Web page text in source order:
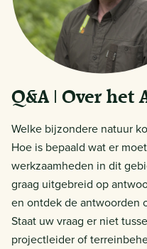
Q&A | Over het
Welke bijzondere natuur
Hoe is bepaald wat er
werkzaamheden in dit
graag uitgebreid op
en ontdek de antwoorden
Staat uw vraag er niet
projectleider of